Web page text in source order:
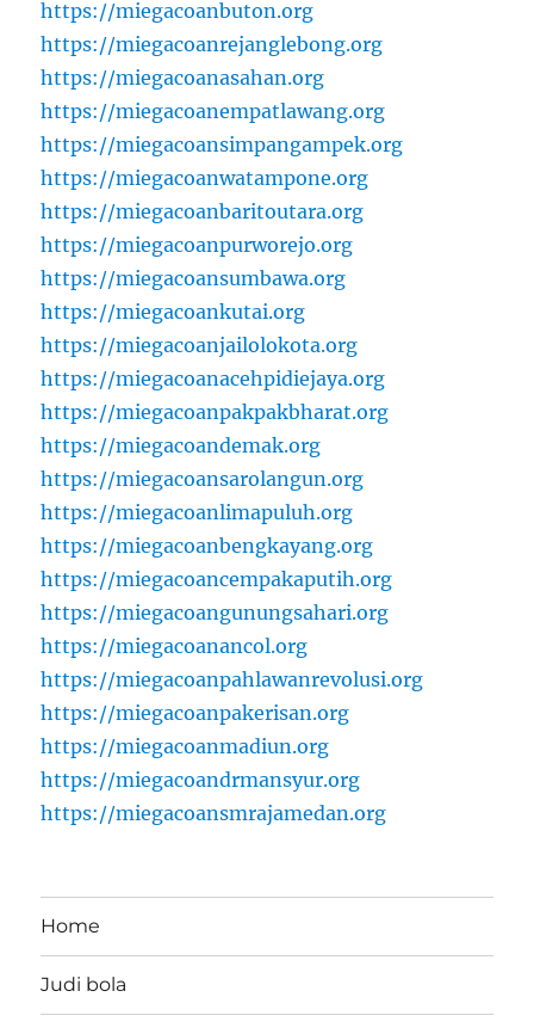
https://miegacoanbuton.org
https://miegacoanrejanglebong.org
https://miegacoanasahan.org
https://miegacoanempatlawang.org
https://miegacoansimpangampek.org
https://miegacoanwatampone.org
https://miegacoanbaritoutara.org
https://miegacoanpurworejo.org
https://miegacoansumbawa.org
https://miegacoankutai.org
https://miegacoanjailolokota.org
https://miegacoanacehpidiejaya.org
https://miegacoanpakpakbharat.org
https://miegacoandemak.org
https://miegacoansarolangun.org
https://miegacoanlimapuluh.org
https://miegacoanbengkayang.org
https://miegacoancempakaputih.org
https://miegacoangunungsahari.org
https://miegacoanancol.org
https://miegacoanpahlawanrevolusi.org
https://miegacoanpakerisan.org
https://miegacoanmadiun.org
https://miegacoandrmansyur.org
https://miegacoansmrajamedan.org
Home
Judi bola